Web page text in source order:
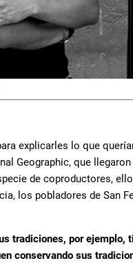
explicarles lo que
Geographic, que llegaron
de coproductores,
los pobladores de San
tradiciones, por ejemplo,
conservando sus